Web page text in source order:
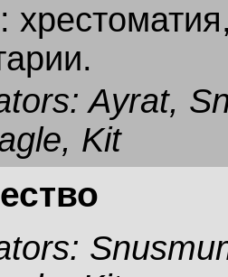
Ayrat,
, Kit